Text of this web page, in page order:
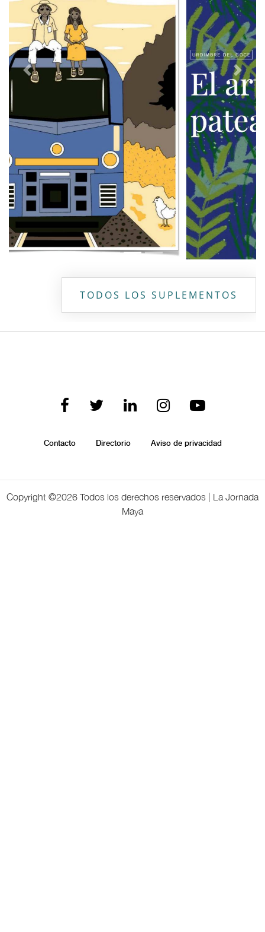
Previous Next
TODOS LOS SUPLEMENTOS
Contacto Directorio Aviso de privacidad
Copyright ©2026 Todos los derechos reservados | La Jornada
Maya